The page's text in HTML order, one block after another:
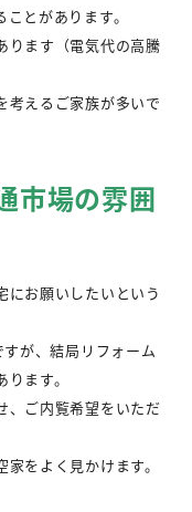
とがあります。
ります（電気代の高騰
考えるご家族が多いで
市場の雰囲
にお願いしたいという
が、結局リフォーム
ます。
、ご内覧希望をいただ
をよく見かけます。